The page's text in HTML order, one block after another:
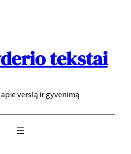
tekstai
verslą ir gyvenimą